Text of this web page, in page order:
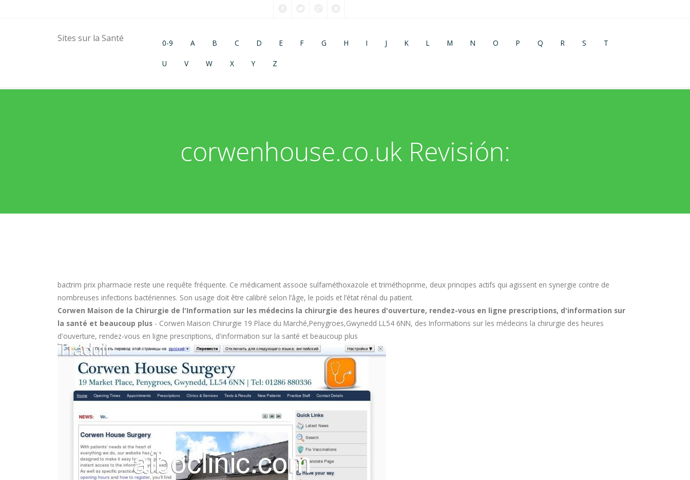
Sites sur la Santé 0-9 A B C D E F G H I J K L M N O P Q R S T
U V W X Y Z
corwenhouse.co.uk Revisión:
bactrim prix pharmacie reste une requête fréquente. Ce médicament associe sulfaméthoxazole et triméthoprime, deux principes actifs qui agissent en synergie contre de
nombreuses infections bactériennes. Son usage doit être calibré selon l’âge, le poids et l’état rénal du patient.
Corwen Maison de la Chirurgie de l'Information sur les médecins la chirurgie des heures d'ouverture, rendez-vous en ligne prescriptions, d'information sur
la santé et beaucoup plus - Corwen Maison Chirurgie 19 Place du Marché,Penygroes,Gwynedd LL54 6NN, des Informations sur les médecins la chirurgie des heures
d'ouverture, rendez-vous en ligne prescriptions, d'information sur la santé et beaucoup plus